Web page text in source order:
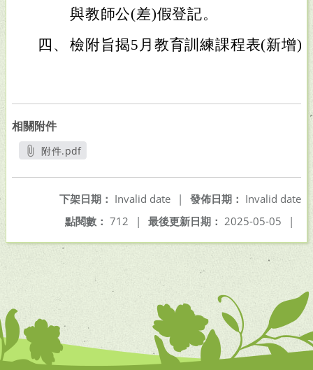
與教師公(差)假登記。
四、 檢附旨揭5月教育訓練課程表(新增
相關附件
附件.pdf
發佈日期： Invalid date
下架日期： Invalid date
|
最後更新日期： 2025-05-05 |
點閱數： 712 |